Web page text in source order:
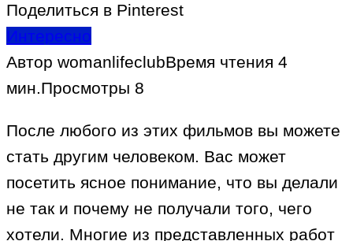
Поделиться в Pinterest
Интересно
Автор womanlifeclubВремя чтения 4
мин.Просмотры 8
После любого из этих фильмов вы можете
стать другим человеком. Вас может
посетить ясное понимание, что вы делали
не так и почему не получали того, чего
хотели. Многие из представленных работ